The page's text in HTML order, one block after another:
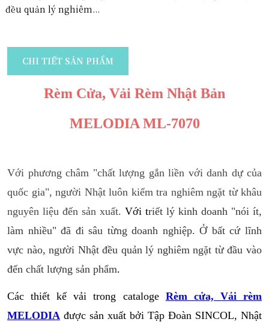
đều quản lý nghiêm...
CHI TIẾT SẢN PHẨM
Rèm Cửa, Vải Rèm Nhật Bản
MELODIA ML-7070
Với phương châm "chất lượng gắn liền với danh dự của
quốc gia", người Nhật luôn kiểm tra nghiêm ngặt từ khâu
nguyên liệu đến sản xuất. Với triết lý kinh doanh "nói ít,
làm nhiều" đã đi sâu từng doanh nghiệp. Ở bất cứ lĩnh
vực nào, người Nhật đều quản lý nghiêm ngặt từ đầu vào
đến chất lượng sản phẩm.
Các thiết kế vải trong cataloge Rèm cửa, Vải rèm
MELODIA được sản xuất bởi Tập Đoàn SINCOL, Nhật